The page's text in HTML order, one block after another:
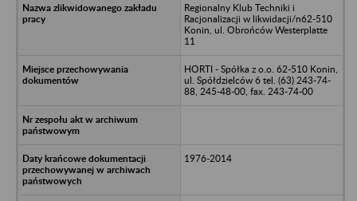
Regionalny Klub Techniki i
Racjonalizacji w likwidacji/n62-510
Konin, ul. Obrońców Westerplatte
11
HORTI - Spółka z o.o. 62-510 Konin,
ul. Spółdzielców 6 tel. (63) 243-74-
88, 245-48-00, fax. 243-74-00
1976-2014